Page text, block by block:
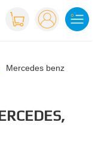
mercedes benz